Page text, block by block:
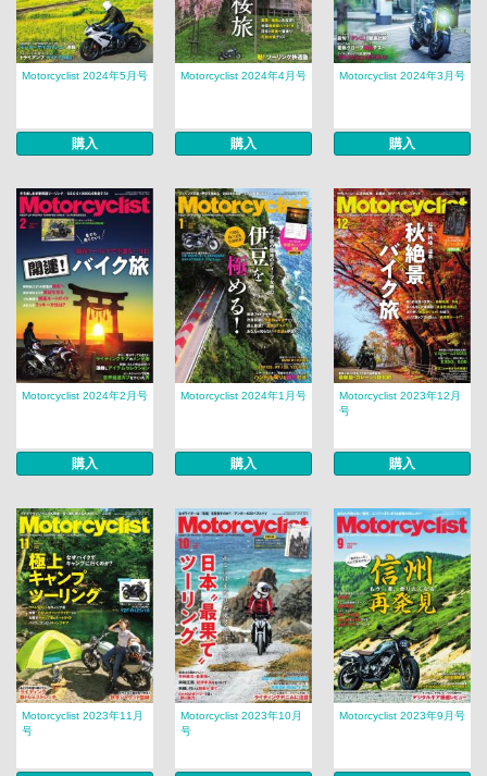
Motorcyclist 2024年5月号
購入
Motorcyclist 2024年4月号
購入
Motorcyclist 2024年3月号
購入
Motorcyclist 2024年2月号
購入
Motorcyclist 2024年1月号
購入
Motorcyclist 2023年12月
号
購入
Motorcyclist 2023年11月
号
Motorcyclist 2023年10月
号
Motorcyclist 2023年9月号